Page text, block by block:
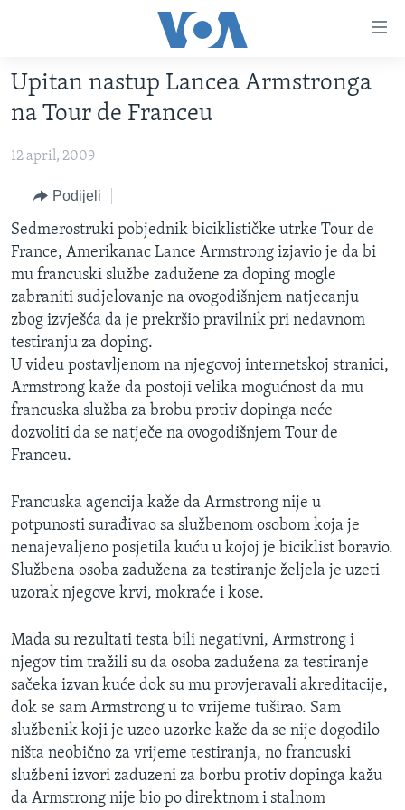
glavni
sadržaj
na
navigaciju
Idi
na
pretragu
TV PROGRAM
FOTOGRAFIJE DANA
VIJESTI
SJEDINJENE AMERIČKE DRŽAVE
BOSNA I HERCEGOVINA
SVIJET
NAUKA I TEHNOLOGIJA
SPECIJALNI PROJEKTI
KORUPCIJA
SLOBODA MEDIJA
ŽENSKA STRANA
IZBJEGLIČKA STRANA
MAGAZIN
O GLASU AMERIKE
Learning English
PRATITE NAS
Jezici
Upitan nastup Lancea Armstronga
na Tour de Franceu
12 april, 2009
Podijeli
Sedmerostruki pobjednik biciklističke utrke Tour de
France, Amerikanac Lance Armstrong izjavio je da bi
mu francuski službe zadužene za doping mogle
zabraniti sudjelovanje na ovogodišnjem natjecanju
zbog izvješća da je prekršio pravilnik pri nedavnom
testiranju za doping.
U videu postavljenom na njegovoj internetskoj stranici,
Armstrong kaže da postoji velika mogućnost da mu
francuska služba za brobu protiv dopinga neće
dozvoliti da se natječe na ovogodišnjem Tour de
Franceu.
Francuska agencija kaže da Armstrong nije u
potpunosti surađivao sa službenom osobom koja je
nenajevaljeno posjetila kuću u kojoj je biciklist boravio.
Službena osoba zadužena za testiranje željela je uzeti
uzorak njegove krvi, mokraće i kose.
Mada su rezultati testa bili negativni, Armstrong i
njegov tim tražili su da osoba zadužena za testiranje
sačeka izvan kuće dok su mu provjeravali akreditacije,
dok se sam Armstrong u to vrijeme tuširao. Sam
službenik koji je uzeo uzorke kaže da se nije dogodilo
ništa neobično za vrijeme testiranja, no francuski
službeni izvori zaduzeni za borbu protiv dopinga kažu
da Armstrong nije bio po direktnom i stalnom